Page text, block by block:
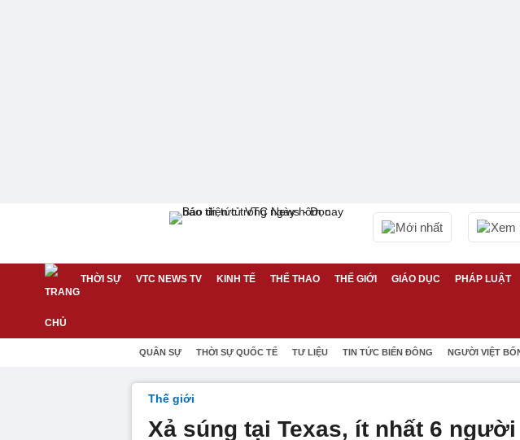
Mới nhất Xem
THỜI SỰ VTC NEWS TV KINH TẾ THỂ THAO THẾ GIỚI GIÁO DỤC PHÁP LUẬT
QUÂN SỰ THỜI SỰ QUỐC TẾ TƯ LIỆU TIN TỨC BIỂN ĐÔNG NGƯỜI VIỆT
Thế giới
Xả súng tại Texas, ít nhất 6